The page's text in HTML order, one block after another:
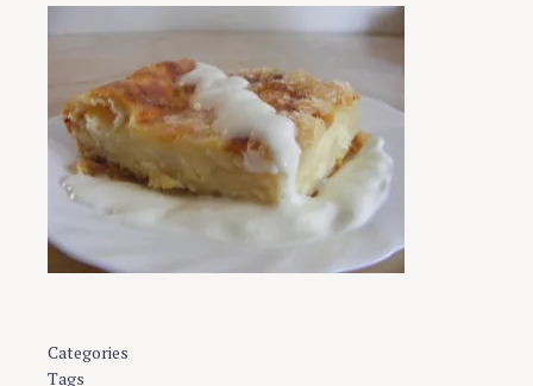
Categories
Tags